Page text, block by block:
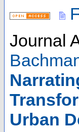
Journal
Urban